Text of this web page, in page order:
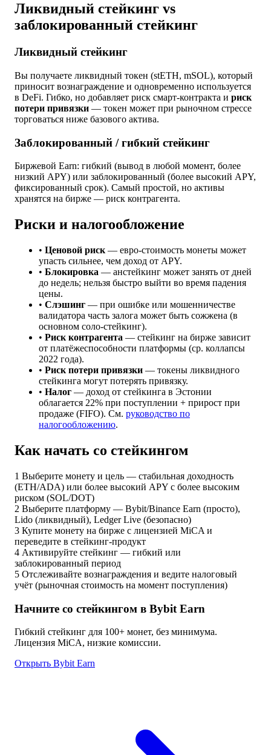
Ликвидный стейкинг vs
заблокированный стейкинг
Ликвидный стейкинг
Вы получаете ликвидный токен (stETH, mSOL), который
приносит вознаграждение и одновременно используется
в DeFi. Гибко, но добавляет риск смарт-контракта и риск
потери привязки — токен может при рыночном стрессе
торговаться ниже базового актива.
Заблокированный / гибкий стейкинг
Биржевой Earn: гибкий (вывод в любой момент, более
низкий APY) или заблокированный (более высокий APY,
фиксированный срок). Самый простой, но активы
хранятся на бирже — риск контрагента.
Риски и налогообложение
• Ценовой риск — евро-стоимость монеты может
упасть сильнее, чем доход от APY.
• Блокировка — анстейкинг может занять от дней
до недель; нельзя быстро выйти во время падения
цены.
• Слэшинг — при ошибке или мошенничестве
валидатора часть залога может быть сожжена (в
основном соло-стейкинг).
• Риск контрагента — стейкинг на бирже зависит
от платёжеспособности платформы (ср. коллапсы
2022 года).
• Риск потери привязки — токены ликвидного
стейкинга могут потерять привязку.
• Налог — доход от стейкинга в Эстонии
облагается 22% при поступлении + прирост при
продаже (FIFO). См. руководство по
налогообложению.
Как начать со стейкингом
1 Выберите монету и цель — стабильная доходность
(ETH/ADA) или более высокий APY с более высоким
риском (SOL/DOT)
2 Выберите платформу — Bybit/Binance Earn (просто),
Lido (ликвидный), Ledger Live (безопасно)
3 Купите монету на бирже с лицензией MiCA и
переведите в стейкинг-продукт
4 Активируйте стейкинг — гибкий или
заблокированный период
5 Отслеживайте вознаграждения и ведите налоговый
учёт (рыночная стоимость на момент поступления)
Начните со стейкингом в Bybit Earn
Гибкий стейкинг для 100+ монет, без минимума.
Лицензия MiCA, низкие комиссии.
Открыть Bybit Earn